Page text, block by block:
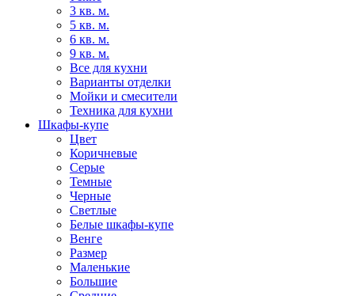
3 кв. м.
5 кв. м.
6 кв. м.
9 кв. м.
Все для кухни
Варианты отделки
Мойки и смесители
Техника для кухни
Шкафы-купе
Цвет
Коричневые
Серые
Темные
Черные
Светлые
Белые шкафы-купе
Венге
Размер
Маленькие
Большие